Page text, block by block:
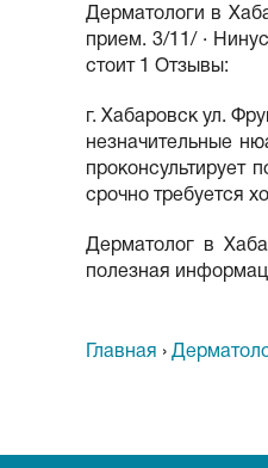
Дерматологи в
прием. 3/11/ ·
стоит 1 Отзывы:
г. Хабаровск ул.
незначительные
срочно требуется
Дерматолог в
полезная
Главная ›